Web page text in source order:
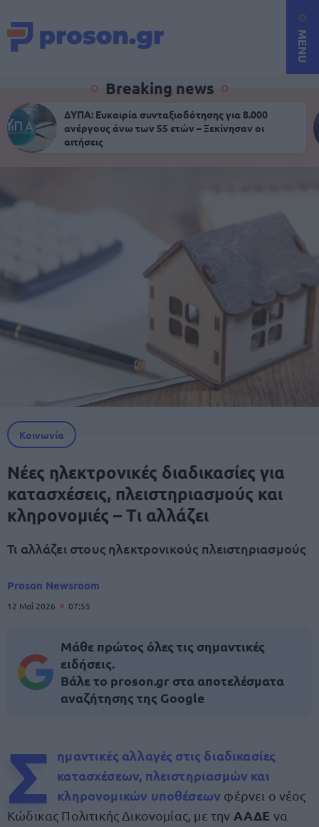
MENU
Breaking news
ΔΥΠΑ: Ευκαιρία συνταξιοδότησης για 8.000
ανέργους άνω των 55 ετών – Ξεκίνησαν οι
αιτήσεις
Κοινωνία
Νέες ηλεκτρονικές διαδικασίες για
κατασχέσεις, πλειστηριασμούς και
κληρονομιές – Τι αλλάζει
Τι αλλάζει στους ηλεκτρονικούς πλειστηριασμούς
Proson Newsroom
12 Μαΐ 2026 07:55
Μάθε πρώτος όλες τις σημαντικές
ειδήσεις.
Βάλε το proson.gr στα αποτελέσματα
αναζήτησης της Google
Σ
ημαντικές αλλαγές στις διαδικασίες
κατασχέσεων, πλειστηριασμών και
κληρονομικών υποθέσεων φέρνει ο νέος
Κώδικας Πολιτικής Δικονομίας, με την ΑΑΔΕ να